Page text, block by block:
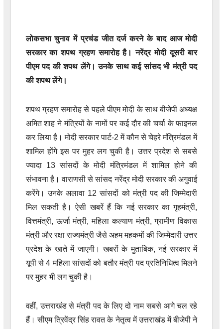
लोकसभा चुनाव में प्रचंड जीत दर्ज करने के बाद आज मोदी
सरकार का शपथ ग्रहण समारोह है। नरेंद्र मोदी दूसरी बार
पीएम पद की शपथ लेंगे। उनके साथ कई सांसद भी मंत्री पद
की शपथ लेंगे।
शपथ ग्रहण समारोह से पहले पीएम मोदी के साथ बीजेपी अध्यक्ष
अमित शाह ने मंत्रियों के नामों पर कई दौर की चर्चा के फाइनल
कर लिया है। मोदी सरकार पार्ट-2 में कौन से चेहरे मंत्रिमंडल में
शामिल होंगे इस पर मुहर लग चुकी है। उत्तर प्रदेश से सबसे
ज्यादा 13 सांसदों के मोदी मंत्रिमंडल में शामिल होने की
संभावना है। वाराणसी से सांसद नरेंद्र मोदी सरकार की अगुवाई
करेंगे। उनके अलावा 12 सांसदों को मंत्री पद की जिम्मेदारी
मिल सकती है। ऐसी खबरें हैं कि नई सरकार का गृहमंत्री,
वित्तमंत्री, ऊर्जा मंत्री, महिला कल्याण मंत्री, ग्रामीण विकास
मंत्री और रक्षा राज्यमंत्री जैसे अहम महकमों की जिम्मेदारी उत्तर
प्रदेश के खाते में जाएगी। खबरों के मुताबिक, नई सरकार में
यूपी से 4 महिला सांसदों को बतौर मंत्री पद प्रतिनिधित्व मिलने
पर मुहर भी लग चुकी है।
वहीं, उत्तराखंड से मंत्री पद के लिए दो नाम सबसे आगे चल रहे
हैं। सीएम त्रिवेंद्र सिंह रावत के नेतृत्व में उत्तराखंड में बीजेपी ने